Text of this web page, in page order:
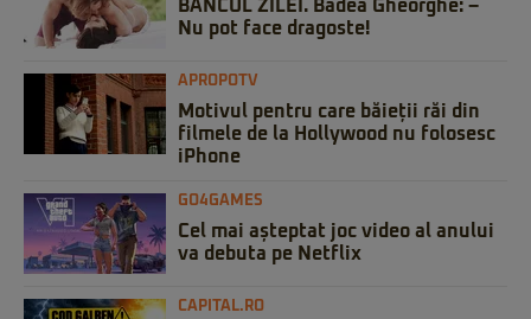
BANCUL ZILEI. Badea Gheorghe: –
Nu pot face dragoste!
APROPOTV
Motivul pentru care băieții răi din
filmele de la Hollywood nu folosesc
iPhone
GO4GAMES
Cel mai așteptat joc video al anului
va debuta pe Netflix
CAPITAL.RO